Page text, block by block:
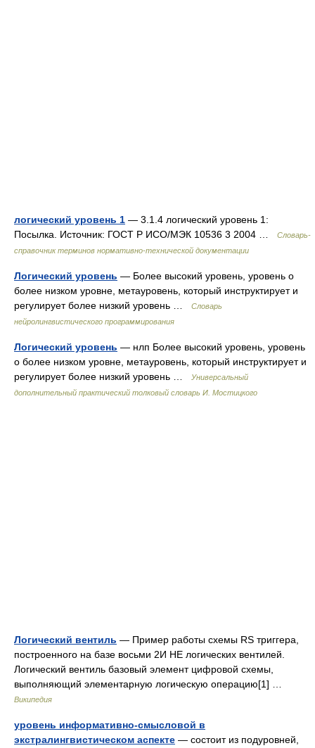
логический уровень 1 — 3.1.4 логический уровень 1:
Посылка. Источник: ГОСТ Р ИСО/МЭК 10536 3 2004 …
Словарь-
справочник терминов нормативно-технической документации
Логический уровень — Более высокий уровень, уровень о
более низком уровне, метауровень, который инструктирует и
регулирует более низкий уровень …
Словарь
нейролингвистического программирования
Логический уровень — нлп Более высокий уровень, уровень
о более низком уровне, метауровень, который инструктирует и
регулирует более низкий уровень …
Универсальный
дополнительный практический толковый словарь И. Мостицкого
Логический вентиль — Пример работы схемы RS триггера,
построенного на базе восьми 2И НЕ логических вентилей.
Логический вентиль базовый элемент цифровой схемы,
выполняющий элементарную логическую операцию[1] …
Википедия
уровень информативно-смысловой в
экстралингвистическом аспекте — состоит из подуровней,